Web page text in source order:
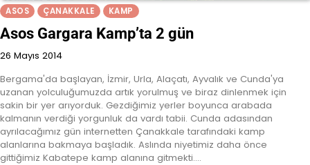
ASOS ÇANAKKALE KAMP
Asos Gargara Kamp’ta 2 gün
26 Mayıs 2014
Bergama'da başlayan, İzmir, Urla, Alaçatı, Ayvalık ve Cunda'ya
uzanan yolculuğumuzda artık yorulmuş ve biraz dinlenmek için
sakin bir yer arıyorduk. Gezdiğimiz yerler boyunca arabada
kalmanın verdiği yorgunluk da vardı tabii. Cunda adasından
ayrılacağımız gün internetten Çanakkale tarafındaki kamp
alanlarına bakmaya başladık. Aslında niyetimiz daha önce
gittiğimiz Kabatepe kamp alanına gitmekti.…